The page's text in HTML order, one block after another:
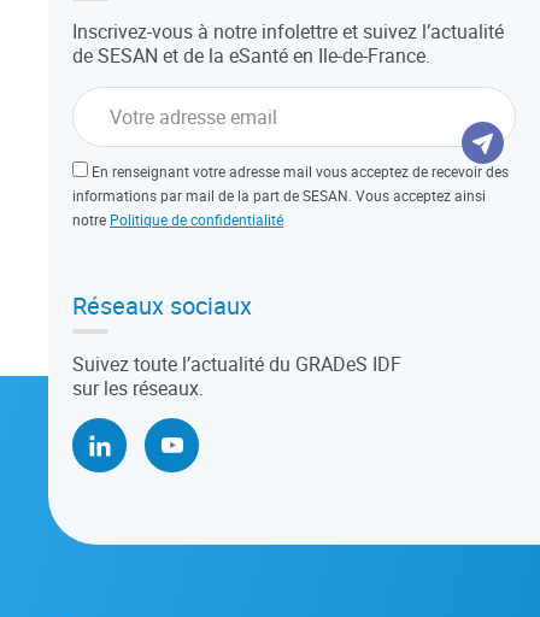
Inscrivez-vous à notre infolettre et suivez l’actualité
de SESAN et de la eSanté en Ile-de-France.
En renseignant votre adresse mail vous acceptez de recevoir des
informations par mail de la part de SESAN. Vous acceptez ainsi
notre Politique de confidentialité
Réseaux sociaux
Suivez toute l’actualité du GRADeS IDF
sur les réseaux.